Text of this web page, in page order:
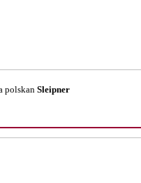
polskan Sleipner